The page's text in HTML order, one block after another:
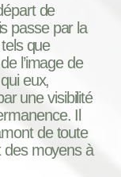
de
passe par la
que
l’image de
eux,
une visibilité
Il
de toute
des moyens à